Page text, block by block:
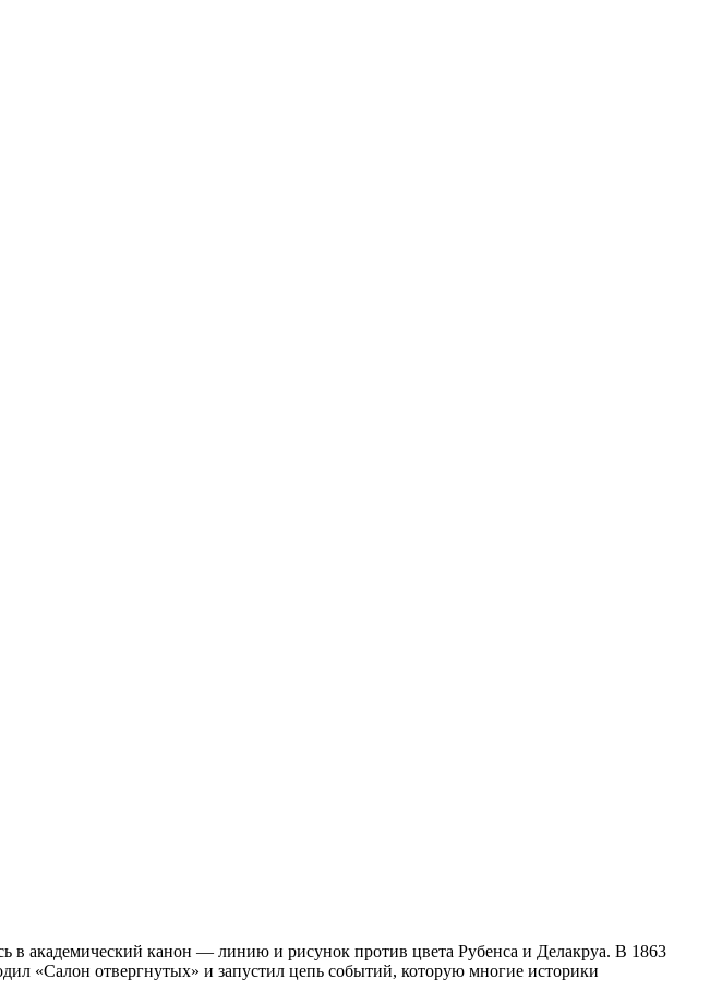
в академический канон — линию и рисунок против цвета Рубенса и Делакруа. В 1863
«Салон отвергнутых» и запустил цепь событий, которую многие историки